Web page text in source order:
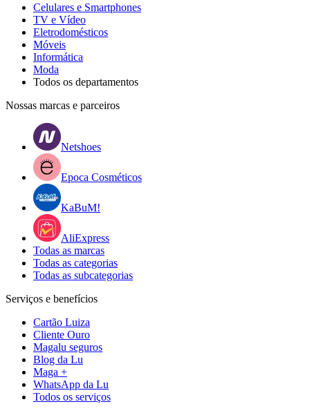
Celulares e Smartphones
TV e Vídeo
Eletrodomésticos
Móveis
Informática
Moda
Todos os departamentos
Nossas marcas e parceiros
Netshoes
Epoca Cosméticos
KaBuM!
AliExpress
Todas as marcas
Todas as categorias
Todas as subcategorias
Serviços e benefícios
Cartão Luiza
Cliente Ouro
Magalu seguros
Blog da Lu
Maga +
WhatsApp da Lu
Todos os serviços